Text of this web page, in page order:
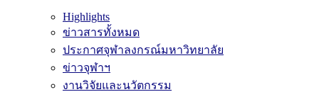
Highlights
ข่าวสารทั้งหมด
ประกาศจุฬาลงกรณ์มหาวิทยาลัย
ข่าวจุฬาฯ
งานวิจัยและนวัตกรรม